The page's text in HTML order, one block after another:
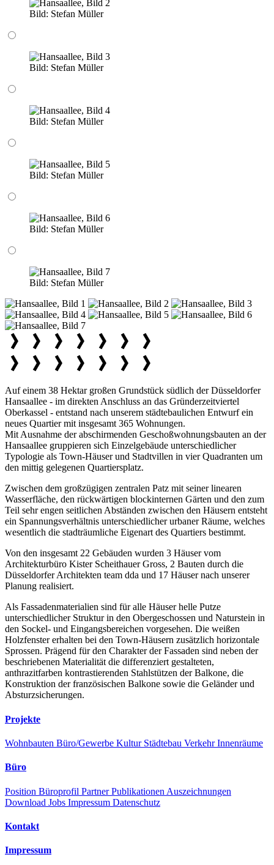
Bild: Stefan Müller
Bild: Stefan Müller
Bild: Stefan Müller
Bild: Stefan Müller
Bild: Stefan Müller
Bild: Stefan Müller
Auf einem 38 Hektar großen Grundstück südlich der Düsseldorfer
Hansaallee - im direkten Anschluss an das Gründerzeitviertel
Oberkassel - entstand nach unserem städtebaulichen Entwurf ein
neues Quartier mit insgesamt 365 Wohnungen.
Mit Ausnahme der abschirmenden Geschoßwohnungsbauten an der
Hansaallee gruppieren sich Einzelgebäude unterschiedlicher
Typologie als Town-Häuser und Stadtvillen in vier Quadranten um
den mittig gelegenen Quartiersplatz.
Zwischen dem großzügigen zentralen Patz mit seiner linearen
Wasserfläche, den rückwärtigen blockinternen Gärten und den zum
Teil sehr engen seitlichen Abständen zwischen den Häusern entsteht
ein Spannungsverhältnis unterschiedlicher urbaner Räume, welches
wesentlich die stadträumliche Eigenart des Quartiers bestimmt.
Von den insgesamt 22 Gebäuden wurden 3 Häuser vom
Architekturbüro Kister Scheithauer Gross, 2 Bauten durch die
Düsseldorfer Architekten team dda und 17 Häuser nach unserer
Planung realisiert.
Als Fassadenmaterialien sind für alle Häuser helle Putze
unterschiedlicher Struktur in den Obergeschossen und Naturstein in
den Sockel- und Eingangsbereichen vorgesehen. Die weißen
Holzfenster erhalten bei den Town-Häusern zusätzlich horizontale
Sprossen. Prägend für den Charakter der Fassaden sind neben der
beschriebenen Materialität die differenziert gestalteten,
anthrazitfarben kontrastierenden Stahlstützen der Balkone, die
Konstruktion der französischen Balkone sowie die Geländer und
Absturzsicherungen.
Projekte
Wohnbauten Büro/Gewerbe Kultur Städtebau VerkehrInnenräume
Büro
Position Büroprofil PartnerPublikationen Auszeichnungen
Download Jobs Impressum Datenschutz
Kontakt
Impressum